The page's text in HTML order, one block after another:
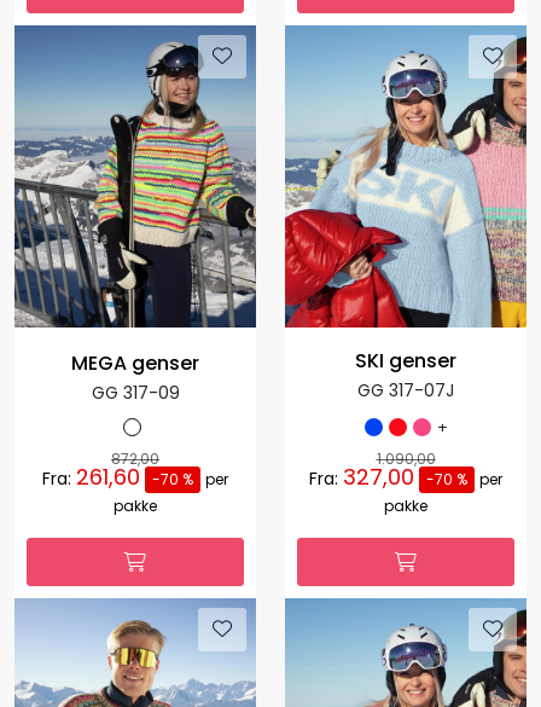
MEGA genser
GG 317-09
872,00
Fra: 261,60 -70 % per
pakke
SKI genser
GG 317-07J
+
1.090,00
Fra: 327,00 -70 % per
pakke